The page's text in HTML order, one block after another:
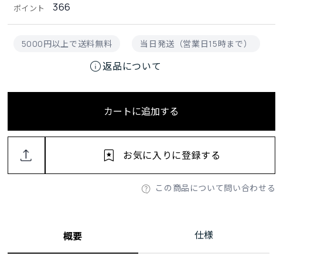
ポイント 366
5000円以上で送料無料 当日発送（営業日15時まで）
info返品について
カートに追加する
この商品について問い合わせる
お気に入りに登録する
概要 仕様